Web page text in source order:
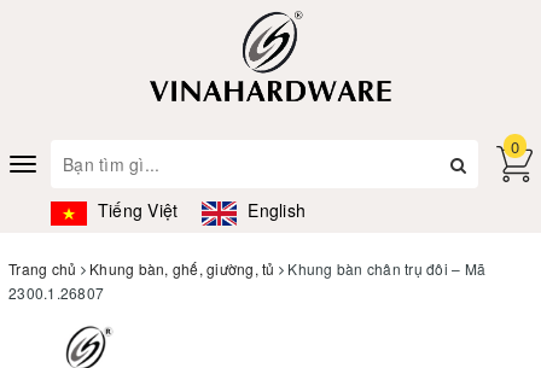
Toggle
navigation
Tiếng Việt English
0
Trang chủ Khung bàn, ghế, giường, tủ
Khung bàn chân trụ đôi – Mã
2300.1.26807